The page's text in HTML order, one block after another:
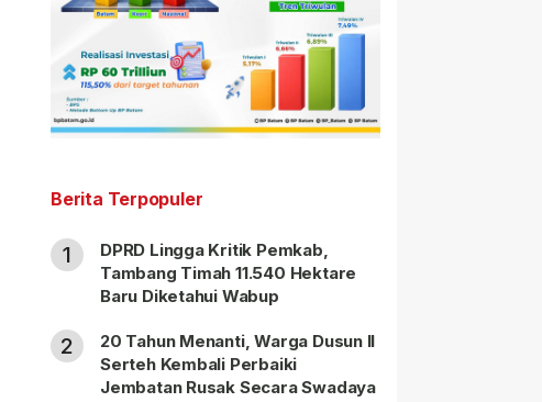
Berita Terpopuler
1
DPRD Lingga Kritik Pemkab,
Tambang Timah 11.540 Hektare
Baru Diketahui Wabup
2
20 Tahun Menanti, Warga Dusun II
Serteh Kembali Perbaiki
Jembatan Rusak Secara Swadaya